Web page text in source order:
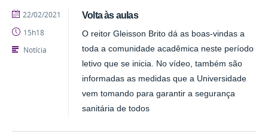
Volta às aulas
O reitor Gleisson Brito dá as boas-vindas a
toda a comunidade acadêmica neste período
letivo que se inicia. No vídeo, também são
informadas as medidas que a Universidade
vem tomando para garantir a segurança
sanitária de todos
publicado
22/02/2021
15h18
Notícia